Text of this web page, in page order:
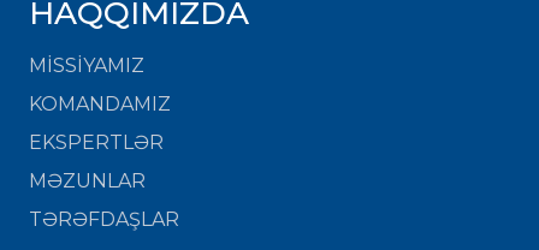
HAQQIMIZDA
MISSIYAMIZ
KOMANDAMIZ
EKSPERTLƏR
MƏZUNLAR
TƏRƏFDAŞLAR